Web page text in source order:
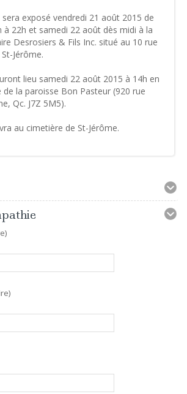
exposé vendredi 21 août 2015 de
à 22h et samedi 22 août dès midi à la
Desrosiers & Fils Inc. situé au 10 rue
Jérôme.
lieu samedi 22 août 2015 à 14h en
de la paroisse Bon Pasteur (920 rue
Qc. J7Z 5M5).
au cimetière de St-Jérôme.